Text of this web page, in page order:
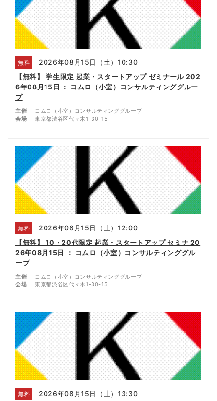
無料
2026年08月15日（土）10:30
【無料】 学生限定 起業・スタートアップ ゼミナール 202
6年08月15日 ： コムロ（小室）コンサルティンググルー
プ
主催
コムロ（小室）コンサルティンググループ
会場
東京都渋谷区代々木1-30-15
無料
2026年08月15日（土）12:00
【無料】 10・20代限定 起業・スタートアップ セミナ 20
26年08月15日 ： コムロ（小室）コンサルティンググル
ープ
主催
コムロ（小室）コンサルティンググループ
会場
東京都渋谷区代々木1-30-15
無料
2026年08月15日（土）13:30